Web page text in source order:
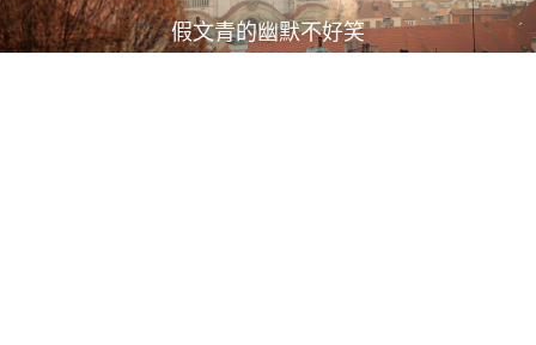
t
假文青的幽默不好笑